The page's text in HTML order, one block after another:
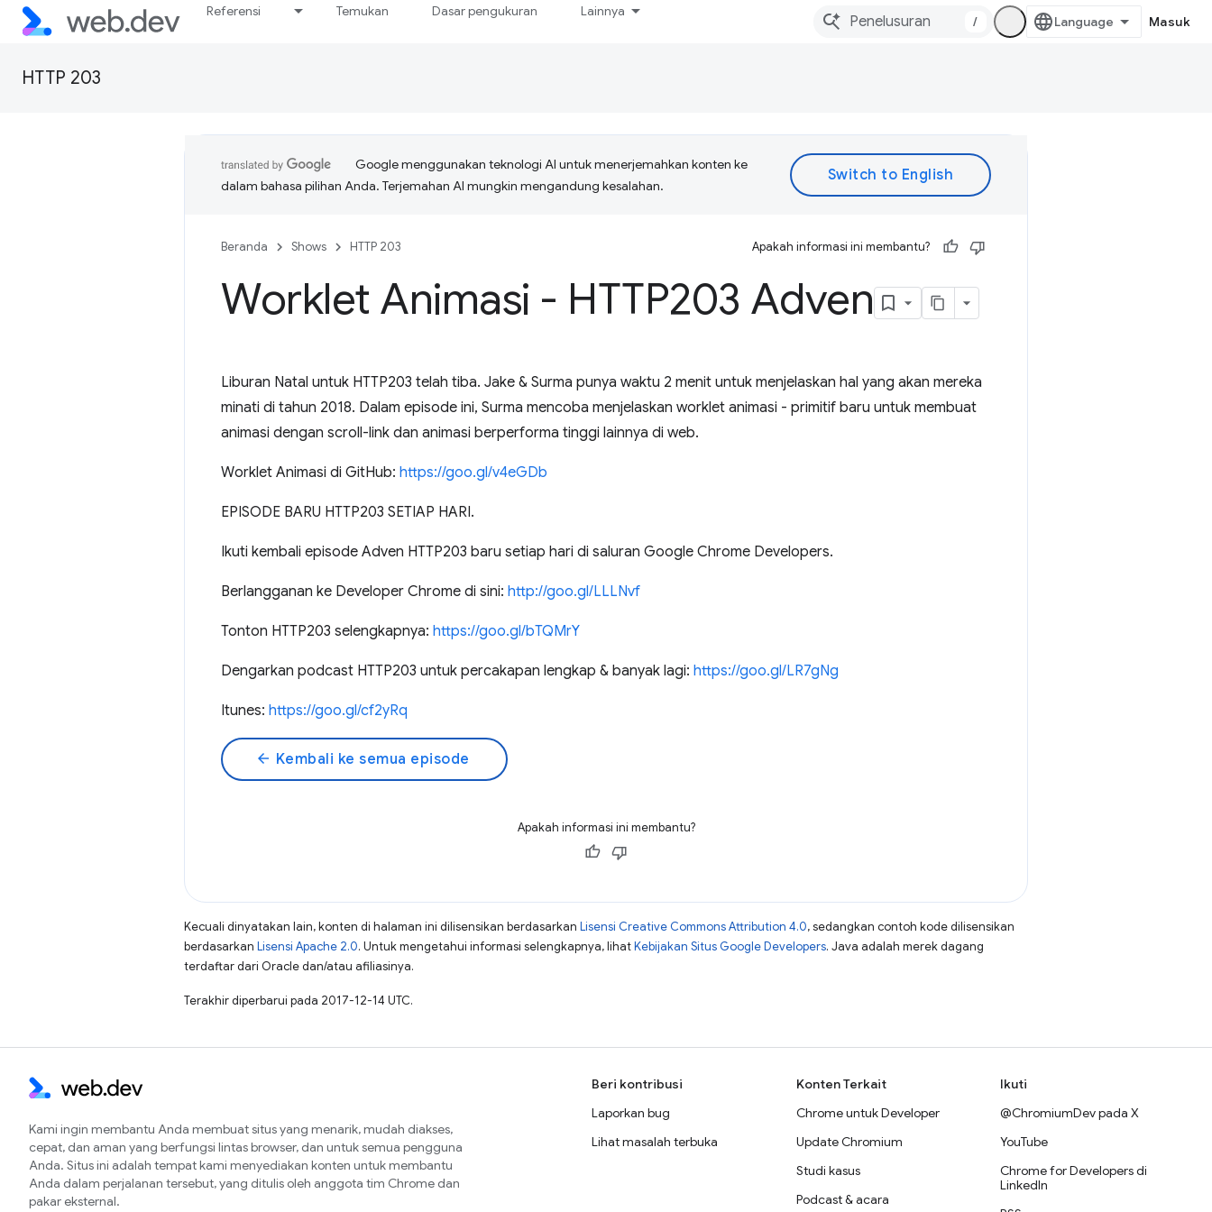
Referensi Temukan Dasar pengukuran Lainnya
/ Masuk
HTTP 203
Google menggunakan teknologi AI untuk menerjemahkan konten ke
dalam bahasa pilihan Anda. Terjemahan AI mungkin mengandung kesalahan.
Beranda Shows HTTP 203 Apakah informasi ini membantu?
Worklet Animasi - HTTP203 Adven
Liburan Natal untuk HTTP203 telah tiba. Jake & Surma punya waktu 2 menit untuk menjelaskan hal yang akan mereka
minati di tahun 2018. Dalam episode ini, Surma mencoba menjelaskan worklet animasi - primitif baru untuk membuat
animasi dengan scroll-link dan animasi berperforma tinggi lainnya di web.
Worklet Animasi di GitHub: https://goo.gl/v4eGDb
EPISODE BARU HTTP203 SETIAP HARI.
Ikuti kembali episode Adven HTTP203 baru setiap hari di saluran Google Chrome Developers.
Berlangganan ke Developer Chrome di sini: http://goo.gl/LLLNvf
Tonton HTTP203 selengkapnya: https://goo.gl/bTQMrY
Dengarkan podcast HTTP203 untuk percakapan lengkap & banyak lagi: https://goo.gl/LR7gNg
Itunes: https://goo.gl/cf2yRq
arrow_back Kembali ke semua episode
Apakah informasi ini membantu?
Kecuali dinyatakan lain, konten di halaman ini dilisensikan berdasarkan Lisensi Creative Commons Attribution 4.0, sedangkan contoh kode dilisensikan
berdasarkan Lisensi Apache 2.0. Untuk mengetahui informasi selengkapnya, lihatKebijakan Situs Google Developers. Java adalah merek dagang
terdaftar dari Oracle dan/atau afiliasinya.
Terakhir diperbarui pada 2017-12-14 UTC.
Kami ingin membantu Anda membuat situs yang menarik, mudah diakses,
cepat, dan aman yang berfungsi lintas browser, dan untuk semua pengguna
Anda. Situs ini adalah tempat kami menyediakan konten untuk membantu
Anda dalam perjalanan tersebut, yang ditulis oleh anggota tim Chrome dan
pakar eksternal.
Beri kontribusi
Laporkan bug
Lihat masalah terbuka
Konten Terkait
Chrome untuk Developer
Update Chromium
Studi kasus
Podcast & acara
Ikuti
@ChromiumDev pada X
YouTube
Chrome for Developers di
LinkedIn